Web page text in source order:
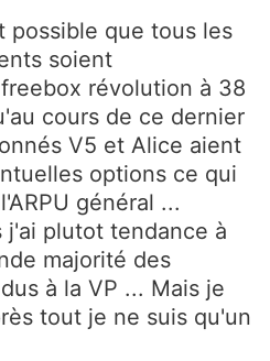
possible que tous les
soient
révolution à 38
cours de ce dernier
V5 et Alice aient
options ce qui
général ...
j'ai plutot tendance à
majorité des
à la VP ... Mais je
tout je ne suis qu'un